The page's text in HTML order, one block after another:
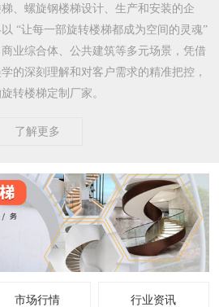
、螺旋钢楼梯设计、生产和安装的企
“让每一部旋转楼梯都成为空间的灵魂”
业综合体、公共建筑等多元场景，凭借
的深刻理解和对客户需求的精准把控，
转楼梯定制厂家。​
了解更多
市场行情 行业资讯